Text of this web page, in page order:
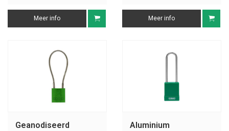
Meer info Meer info
Geanodiseerd
Aluminium